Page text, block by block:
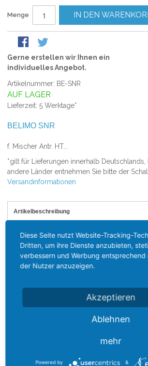
Menge IN DEN
Gerne erstellen wir Ihnen ein
individuelles Angebot.
Artikelnummer: BE-SNR
AUF LAGER
Lieferzeit: 5 Werktage*
BELIMO SNR
f. Mischer Antr. HT...
*gilt für Lieferungen innerhalb Deutschlands,
andere Länder entnehmen Sie bitte der
Versandinformationen
Artikelbeschreibung
Belimo SNR
Zusatzgeraet: Hilfsschalter 1
Umschalter fuer Mischerantriebe HT...,
mit Nocken und Stopfbuchse fuer ein
Antrieb.
Fabrikat: Belimo
FILTERN NACH
Diese Seite nutzt Website-Tracking-
Dritten, um ihre Dienste anzubieten,
verbessern und Werbung entsprechend
der Nutzer anzuzeigen.
Akzeptieren
Ablehnen
mehr
Powered by &